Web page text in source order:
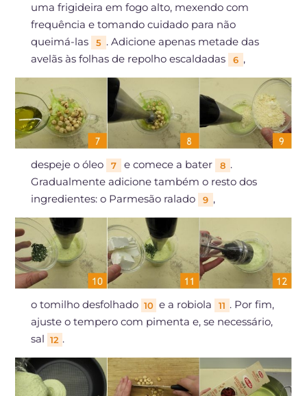
uma frigideira em fogo alto, mexendo com
frequência e tomando cuidado para não
queimá-las
5 . Adicione apenas metade das
avelãs às folhas de repolho escaldadas
6 ,
despeje o óleo 7 e comece a bater 8 .
Gradualmente adicione também o resto dos
ingredientes: o Parmesão ralado
9 ,
o tomilho desfolhado 10 e a robiola 11 . Por fim,
ajuste o tempero com pimenta e, se necessário,
sal 12 .